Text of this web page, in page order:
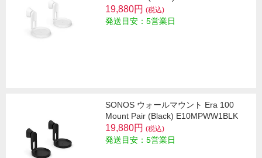
19,880円 (税込)
発送目安：5営業日
SONOS ウォールマウント Era 100
Mount Pair (Black) E10MPWW1BLK
19,880円 (税込)
発送目安：5営業日